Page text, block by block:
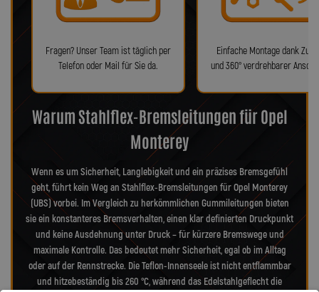
Fragen? Unser Team ist täglich per
Telefon oder Mail für Sie da.
Einfache Montage dank
und 360° verdrehbarer
Warum Stahlflex-Bremsleitungen für Opel
Monterey
Wenn es um Sicherheit, Langlebigkeit und ein präzises Bremsgefühl
geht, führt kein Weg an Stahlflex-Bremsleitungen für Opel Monterey
(UBS) vorbei. Im Vergleich zu herkömmlichen Gummileitungen bieten
sie ein konstanteres Bremsverhalten, einen klar definierten Druckpunkt
und keine Ausdehnung unter Druck – für kürzere Bremswege und
maximale Kontrolle. Das bedeutet mehr Sicherheit, egal ob im Alltag
oder auf der Rennstrecke. Die Teflon-Innenseele ist nicht entflammbar
und hitzebeständig bis 260 °C, während das Edelstahlgeflecht die